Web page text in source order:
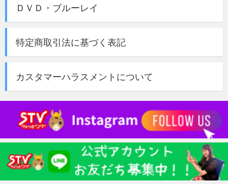
ＤＶＤ・ブルーレイ
特定商取引法に基づく表記
カスタマーハラスメントについて